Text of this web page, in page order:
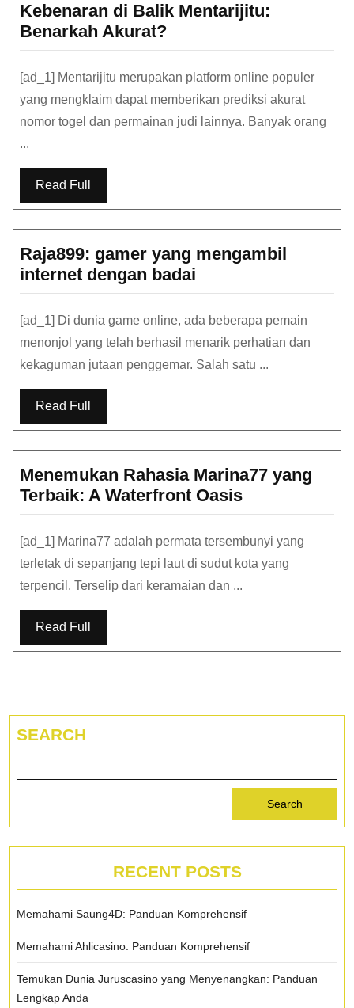
Kebenaran di Balik Mentarijitu:
Benarkah Akurat?Kebenaran
di
Balik
Mentarijitu:
Benarkah
Akurat?
[ad_1] Mentarijitu merupakan platform online populer
yang mengklaim dapat memberikan prediksi akurat
nomor togel dan permainan judi lainnya. Banyak orang
...
Read Full
Raja899: gamer yang mengambil
internet dengan badai
gamer
yang
mengambil
internet
[ad_1] Di dunia game online, ada beberapa pemain
menonjol yang telah berhasil menarik perhatian dan
kekaguman jutaan penggemar. Salah satu ...
Read Full
Menemukan Rahasia Marina77 yang
Terbaik: A Waterfront OasisMenemukan
Rahasia
Marina77
yang
Terbaik:
[ad_1] Marina77 adalah permata tersembunyi yang
terletak di sepanjang tepi laut di sudut kota yang
terpencil. Terselip dari keramaian dan ...
Read Full
SEARCH
Search
RECENT POSTS
Memahami Saung4D: Panduan Komprehensif
Memahami Ahlicasino: Panduan Komprehensif
Temukan Dunia Juruscasino yang Menyenangkan: Panduan
Lengkap Anda